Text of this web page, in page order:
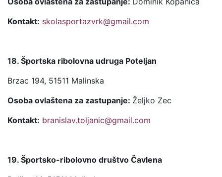
Kontakt: skolasportazvrk@gmail.com
18. Športska ribolovna udruga Poteljan
Brzac 194, 51511 Malinska
Osoba ovlaštena za zastupanje: Željko Zec
Kontakt: branislav.toljanic@gmail.com
19. Športsko-ribolovno društvo Čavlena